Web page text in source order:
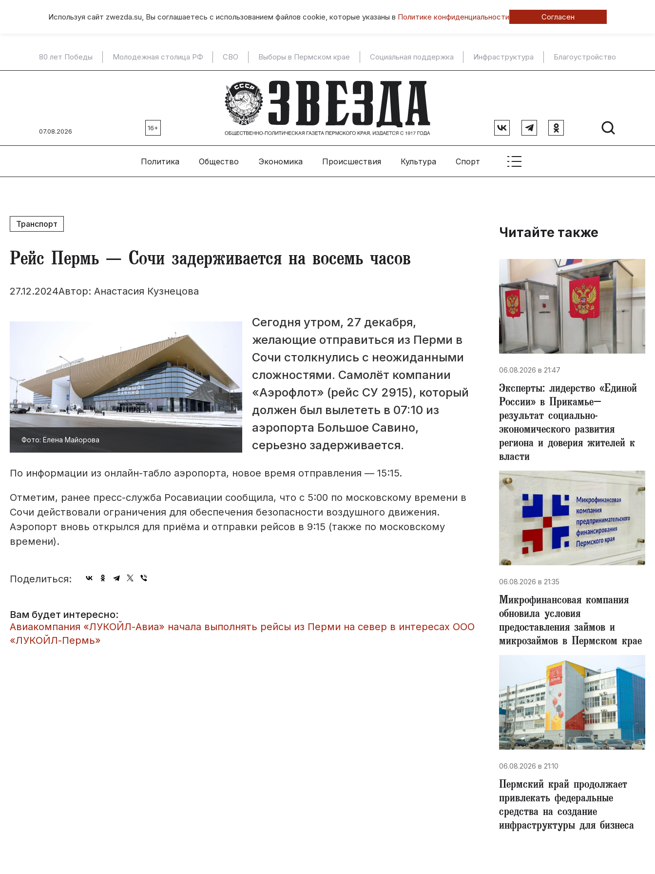
Используя сайт zwezda.su, Вы соглашаетесь с использованием файлов cookie, которые указаны в Политике конфиденциальности Согласен
80 лет Победы Молодежная столица РФ СВО Выборы в Пермском крае Социальная поддержка Инфраструктура Благоустройство
07.08.2026 16+
Политика Общество Экономика Происшествия Культура Спорт
Транспорт
​Рейс Пермь — Сочи задерживается на восемь часов
27.12.2024Автор: Анастасия Кузнецова
Фото: Елена Майорова
Сегодня утром, 27 декабря,
желающие отправиться из Перми в
Сочи столкнулись с неожиданными
сложностями. Самолёт компании
«Аэрофлот» (рейс СУ 2915), который
должен был вылететь в 07:10 из
аэропорта Большое Савино,
серьезно задерживается.
По информации из онлайн-табло аэропорта, новое время отправления — 15:15.
Отметим, ранее пресс-служба Росавиации сообщила, что с 5:00 по московскому времени в
Сочи действовали ограничения для обеспечения безопасности воздушного движения.
Аэропорт вновь открылся для приёма и отправки рейсов в 9:15 (также по московскому
времени).
Поделиться:
Вам будет интересно:
​Авиакомпания «ЛУКОЙЛ-Авиа» начала выполнять рейсы из Перми на север в интересах ООО
«ЛУКОЙЛ-Пермь»
Читайте также
06.08.2026 в 21:47
Эксперты: лидерство «Единой
России» в Прикамье–
результат социально-
экономического развития
региона и доверия жителей к
власти
06.08.2026 в 21:35
Микрофинансовая компания
обновила условия
предоставления займов и
микрозаймов в Пермском крае
06.08.2026 в 21:10
Пермский край продолжает
привлекать федеральные
средства на создание
инфраструктуры для бизнеса